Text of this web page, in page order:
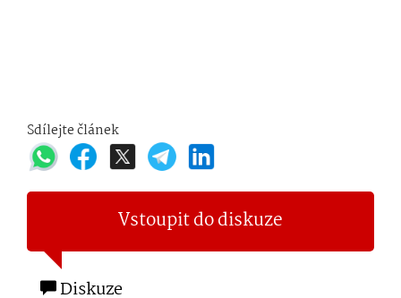
Sdílejte článek
Vstoupit do diskuze
Diskuze